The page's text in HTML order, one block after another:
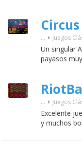
... Juegos
Un singular
payasos
... Juegos
Excelente
y muchos